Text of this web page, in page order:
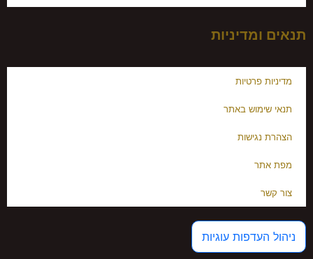
תנאים ומדיניות
מדיניות פרטיות
תנאי שימוש באתר
הצהרת נגישות
מפת אתר
צור קשר
ניהול העדפות עוגיות